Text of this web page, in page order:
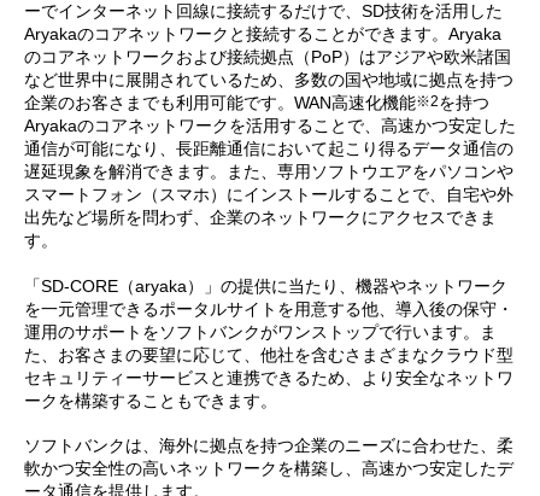
ーでインターネット回線に接続するだけで、SD技術を活用した
Aryakaのコアネットワークと接続することができます。Aryaka
のコアネットワークおよび接続拠点（PoP）はアジアや欧米諸国
など世界中に展開されているため、多数の国や地域に拠点を持つ
企業のお客さまでも利用可能です。WAN高速化機能※2を持つ
Aryakaのコアネットワークを活用することで、高速かつ安定した
通信が可能になり、長距離通信において起こり得るデータ通信の
遅延現象を解消できます。また、専用ソフトウエアをパソコンや
スマートフォン（スマホ）にインストールすることで、自宅や外
出先など場所を問わず、企業のネットワークにアクセスできま
す。
「SD-CORE（aryaka）」の提供に当たり、機器やネットワーク
を一元管理できるポータルサイトを用意する他、導入後の保守・
運用のサポートをソフトバンクがワンストップで行います。ま
た、お客さまの要望に応じて、他社を含むさまざまなクラウド型
セキュリティーサービスと連携できるため、より安全なネットワ
ークを構築することもできます。
ソフトバンクは、海外に拠点を持つ企業のニーズに合わせた、柔
軟かつ安全性の高いネットワークを構築し、高速かつ安定したデ
ータ通信を提供します。